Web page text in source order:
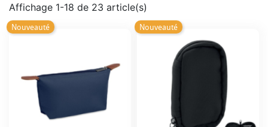
Affichage 1-18 de 23 article(s)
Nouveauté Nouveauté